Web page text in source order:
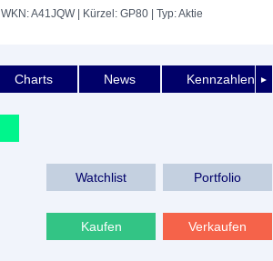
| WKN: A41JQW| Kürzel: GP80 | Typ: Aktie
►
Charts News Kennzahlen
Watchlist Portfolio
Kaufen Verkaufen